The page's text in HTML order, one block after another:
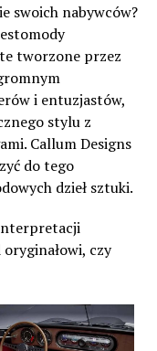
swoich nabywców?
tworzone przez
i entuzjastów,
stylu z
Callum Designs
do tego
dzieł sztuki.
oryginałowi, czy